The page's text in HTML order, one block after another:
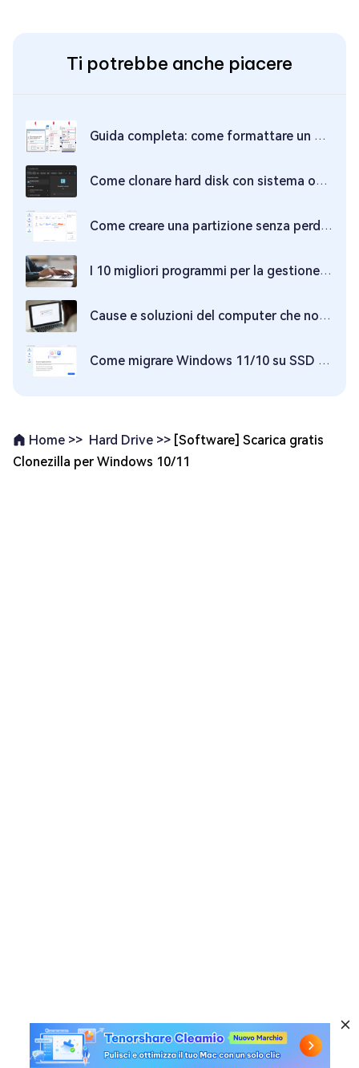
Ti potrebbe anche piacere
Guida completa: come formattare un disco rigido?
Come clonare hard disk con sistema operativo e software professionale?
Come creare una partizione senza perdere dati su Windows 10/11?
I 10 migliori programmi per la gestione delle partizioni del disco.
Cause e soluzioni del computer che non si avvia.
Come migrare Windows 11/10 su SSD senza dover reinstallare il sistema operativo
Home >> Hard Drive >> [Software] Scarica gratis
Clonezilla per Windows 10/11